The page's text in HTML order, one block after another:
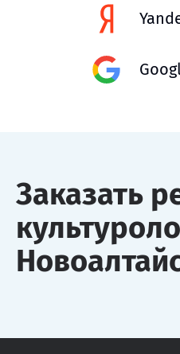
Заказать